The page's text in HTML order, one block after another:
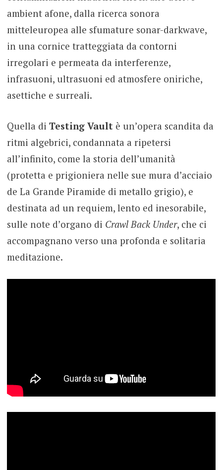
ambient afone, dalla ricerca sonora
mitteleuropea alle sfumature sonar-darkwave,
in una cornice tratteggiata da contorni
irregolari e permeata da interferenze,
infrasuoni, ultrasuoni ed atmosfere oniriche,
asettiche e surreali.
Quella di Testing Vaultè un’opera scandita da
ritmi algebrici, condannata a ripetersi
all’infinito, come la storia dell’umanità
(protetta e prigioniera nelle sue mura d’acciaio
de La Grande Piramide di metallo grigio), e
destinata ad un requiem, lento ed inesorabile,
sulle note d’organo di Crawl Back Under, che ci
accompagnano verso una profonda e solitaria
meditazione.